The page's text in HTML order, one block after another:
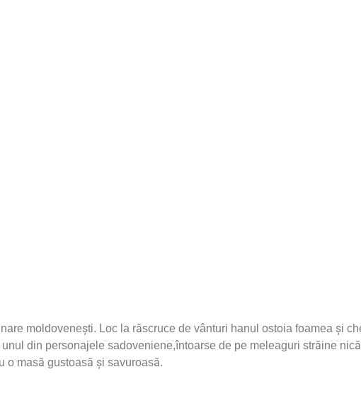
moldovenești. Loc la răscruce de vânturi hanul ostoia foamea și
din personajele sadoveniene,întoarse de pe meleaguri străine
o masă gustoasă și savuroasă.